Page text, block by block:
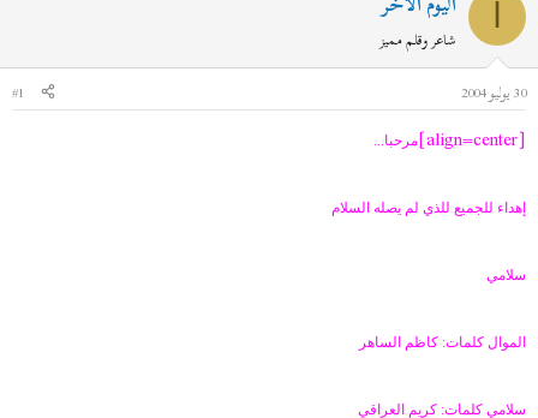
ئ
م
و
و
ع
خ
ل
ب
شاعر وقلم مميز
30 يوليو 2004
#1
[align=center] مرحبا...
إهداء للجميع للذي لم يصله السلام
سلامي
الموال كلمات: كاظم الساهر
سلامي كلمات: كريم العراقي